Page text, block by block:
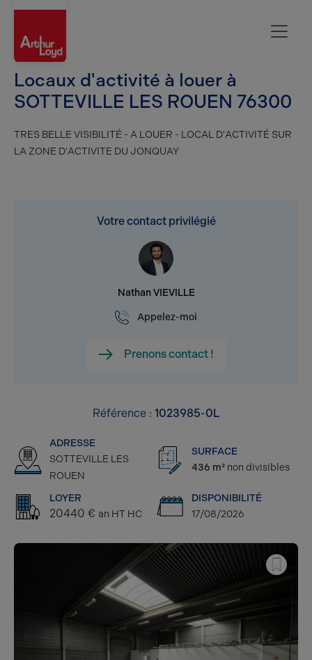
Locaux d'activité à louer à
SOTTEVILLE LES ROUEN 76300
TRES BELLE VISIBILITÉ - A LOUER - LOCAL D'ACTIVITÉ SUR
LA ZONE D'ACTIVITE DU JONQUAY
Votre contact privilégié
Nathan VIEVILLE
Appelez-moi
Prenons contact !
Référence : 1023985-0L
ADRESSE
SOTTEVILLE LES
ROUEN
SURFACE
436 m² non divisibles
LOYER
20440 € an HT HC
DISPONIBILITÉ
17/08/2026